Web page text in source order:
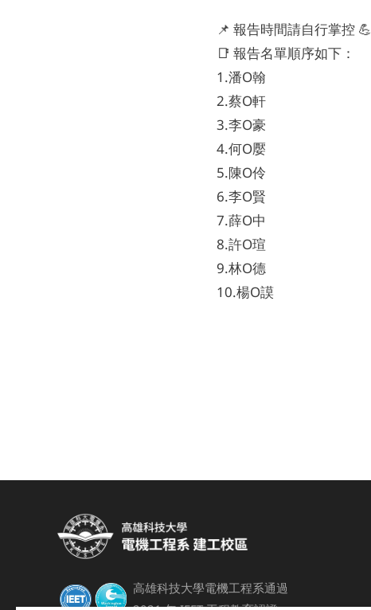
📌 報告時間請自行掌控 💪
📑 報告名單順序如下：
1.潘O翰
2.蔡O軒
3.李O豪
4.何O嬮
5.陳O伶
6.李O賢
7.薛O中
8.許O瑄
9.林O德
10.楊O謨
高雄科技大學電機工程系通過